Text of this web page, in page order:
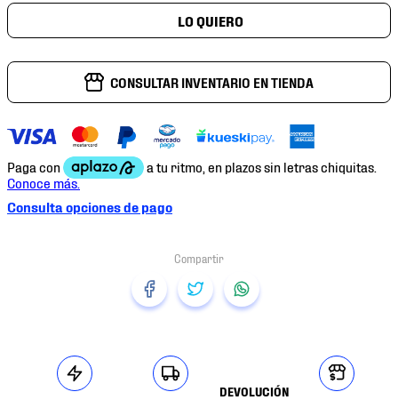
CONSULTAR INVENTARIO EN TIENDA
Consulta opciones de pago
DEVOLUCIÓN